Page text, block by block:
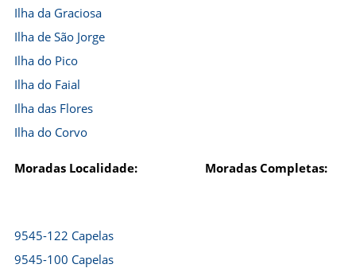
Ilha da Graciosa
Ilha de São Jorge
Ilha do Pico
Ilha do Faial
Ilha das Flores
Ilha do Corvo
Moradas Localidade: Moradas Completas:
9545-122 Capelas
9545-100 Capelas